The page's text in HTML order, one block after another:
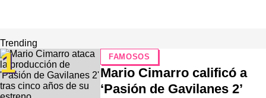
Trending
1 FAMOSOS
Mario Cimarro calificó a
‘Pasión de Gavilanes 2’